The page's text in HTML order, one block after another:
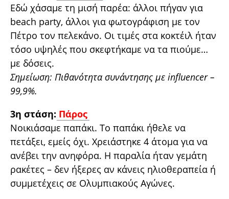
Εδώ χάσαμε τη μισή παρέα: άλλοι πήγαν για
beach party, άλλοι για φωτογράφιση με τον
Πέτρο τον πελεκάνο. Οι τιμές στα κοκτέιλ ήταν
τόσο υψηλές που σκεφτήκαμε να τα πιούμε…
με δόσεις.
Σημείωση: Πιθανότητα συνάντησης με influencer –
99,9%.
3η στάση: Πάρος
Νοικιάσαμε παπάκι. Το παπάκι ήθελε να
πετάξει, εμείς όχι. Χρειάστηκε 4 άτομα για να
ανέβει την ανηφόρα. Η παραλία ήταν γεμάτη
ρακέτες – δεν ήξερες αν κάνεις ηλιοθεραπεία ή
συμμετέχεις σε Ολυμπιακούς Αγώνες.